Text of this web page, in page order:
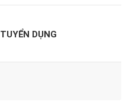
TUYỂN DỤNG